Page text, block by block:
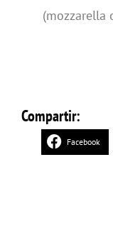
(mozzarella
Compartir:
Facebook